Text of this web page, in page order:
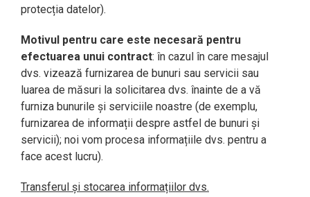
protecția datelor).
Motivul pentru care este necesară pentru
efectuarea unui contract: în cazul în care mesajul
dvs. vizează furnizarea de bunuri sau servicii sau
luarea de măsuri la solicitarea dvs. înainte de a vă
furniza bunurile și serviciile noastre (de exemplu,
furnizarea de informații despre astfel de bunuri și
servicii); noi vom procesa informațiile dvs. pentru a
face acest lucru).
Transferul și stocarea informațiilor dvs.